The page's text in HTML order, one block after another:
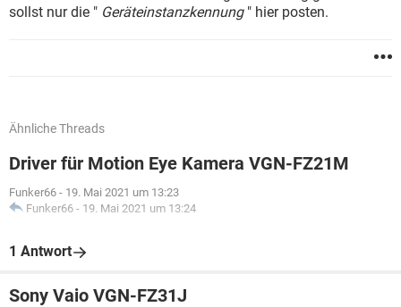
sollst nur die " Geräteinstanzkennung" hier posten.
Ähnliche Threads
Driver für Motion Eye Kamera VGN-FZ21M
Funker66 - 19. Mai 2021 um 13:23
Funker66 - 19. Mai 2021 um 13:24
1 Antwort
Sony Vaio VGN-FZ31J